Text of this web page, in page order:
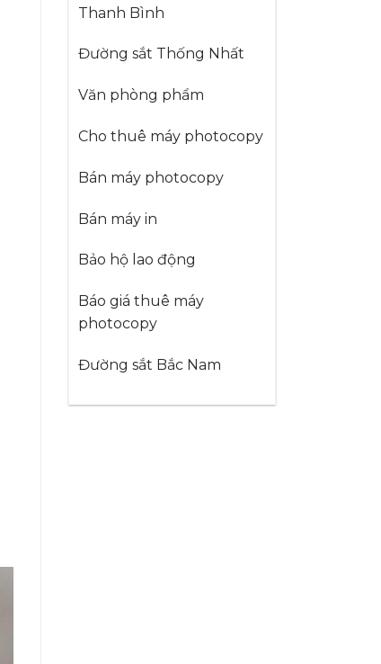
Thanh Bình
Đường sắt Thống Nhất
Văn phòng phẩm
Cho thuê máy photocopy
Bán máy photocopy
Bán máy in
Bảo hộ lao động
Báo giá thuê máy
photocopy
Đường sắt Bắc Nam